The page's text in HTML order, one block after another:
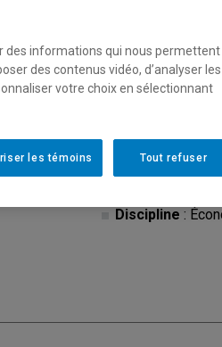
Été 2026 Horaire -
Discipline :
des informations qui nous permettent
des contenus vidéo, d’analyser les
votre choix en sélectionnant
Tout refuser
les témoins